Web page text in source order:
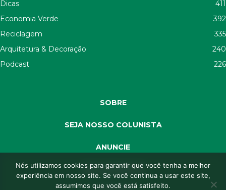
Dicas
411
Economia Verde
392
Reciclagem
335
Arquitetura & Decoração
240
Podcast
226
SOBRE
SEJA NOSSO COLUNISTA
ANUNCIE
SEJA APOIADOR
Nós utilizamos cookies para garantir que você tenha a melhor
experiência em nosso site. Se você continua a usar este site,
assumimos que você está satisfeito.